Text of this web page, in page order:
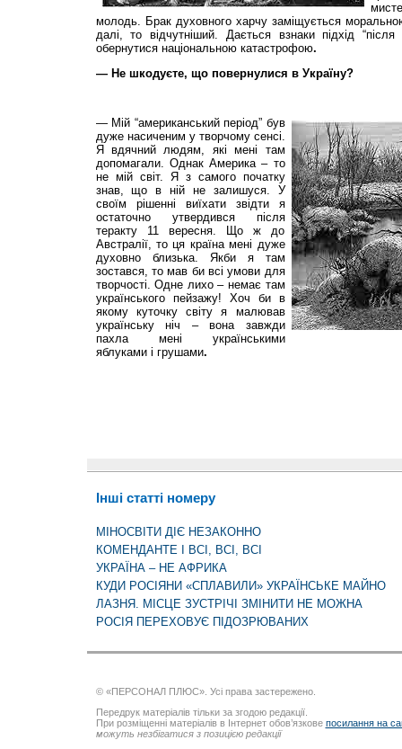
молодь. Брак духовного харчу заміщується
далі, то відчутніший. Дається взнаки підхід
обернутися національною катастрофою.
— Не шкодуєте, що повернулися в Україну?
— Мій “американський період” був
дуже насиченим у творчому сенсі.
Я вдячний людям, які мені там
допомагали. Однак Америка – то
не мій світ. Я з самого початку
знав, що в ній не залишуся. У
своїм рішенні виїхати звідти я
остаточно утвердився після
теракту 11 вересня. Що ж до
Австралії, то ця країна мені дуже
духовно близька. Якби я там
зостався, то мав би всі умови для
творчості. Одне лихо – немає там
українського пейзажу! Хоч би в
якому куточку світу я малював
українську ніч – вона завжди
пахла мені українськими
яблуками і грушами.
Інші статті номеру
МІНОСВІТИ ДІЄ НЕЗАКОННО
КОМЕНДАНТЕ І ВСІ, ВСІ, ВСІ
УКРАЇНА – НЕ АФРИКА
КУДИ РОСІЯНИ «СПЛАВИЛИ» УКРАЇНСЬКЕ МАЙНО
ЛАЗНЯ. МІСЦЕ ЗУСТРІЧІ ЗМІНИТИ НЕ МОЖНА
РОСІЯ ПЕРЕХОВУЄ ПІДОЗРЮВАНИХ
© «ПЕРСОНАЛ ПЛЮС». Усі права застережено.
Передрук матеріалів тільки за згодою редакції.
При розміщенні матеріалів в Інтернет обов’язкове посилання на
можуть незбігатися з позицією редакції